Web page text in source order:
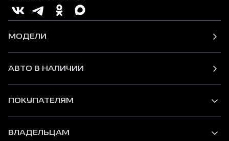
МОДЕЛИ
АВТО В НАЛИЧИИ
ПОКУПАТЕЛЯМ
ВЛАДЕЛЬЦАМ